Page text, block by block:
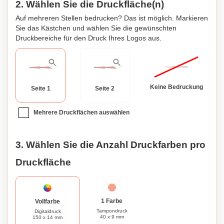
2. Wählen Sie die Druckfläche(n)
Auf mehreren Stellen bedrucken? Das ist möglich. Markieren
Sie das Kästchen und wählen Sie die gewünschten
Druckbereiche für den Druck Ihres Logos aus.
Seite 1 Seite 2 Keine Bedruckung
Mehrere Druckflächen auswählen
3. Wählen Sie die Anzahl Druckfarben pro
Druckfläche
Vollfarbe
Digitaldruck
150 x 14 mm
1 Farbe
Tampondruck
40 x 9 mm